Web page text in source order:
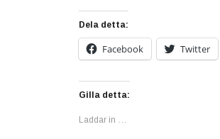
Dela detta:
Facebook Twitter
Gilla detta:
Laddar in …